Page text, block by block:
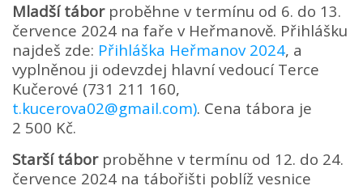
Mladší tábor proběhne v termínu od 6. do 13.
července 2024 na faře v Heřmanově. Přihlášku
najdeš zde: Přihláška Heřmanov 2024, a
vyplněnou ji odevzdej hlavní vedoucí Terce
Kučerové (731 211 160,
t.kucerova02@gmail.com). Cena tábora je
2 500 Kč.
Starší táborproběhne v termínu od 12. do 24.
července 2024 na tábořišti poblíž vesnice